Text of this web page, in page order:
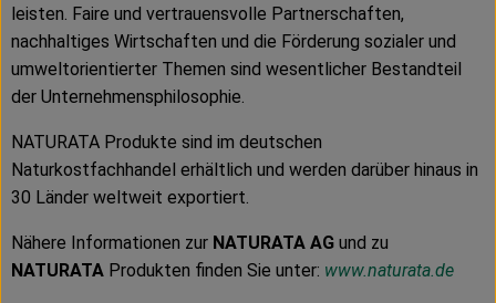
leisten. Faire und vertrauensvolle Partnerschaften,
nachhaltiges Wirtschaften und die Förderung sozialer und
umweltorientierter Themen sind wesentlicher Bestandteil
der Unternehmensphilosophie.
NATURATA Produkte sind im deutschen
Naturkostfachhandel erhältlich und werden darüber hinaus in
30 Länder weltweit exportiert.
Nähere Informationen zur NATURATA AG und zu
NATURATA Produkten finden Sie unter: www.naturata.de